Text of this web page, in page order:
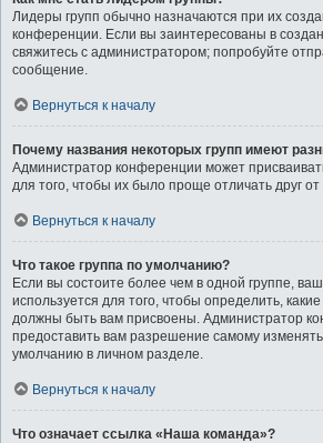
Лидеры групп обычно назначаются при их
конференции. Если вы заинтересованы в
свяжитесь с администратором; попробуйте
сообщение.
Вернуться к началу
Почему названия некоторых групп имеют
Администратор конференции может
для того, чтобы их было проще отличать друг от
Вернуться к началу
Что такое группа по умолчанию?
Если вы состоите более чем в одной группе,
используется для того, чтобы определить,
должны быть вам присвоены. Администратор
предоставить вам разрешение самому
умолчанию в личном разделе.
Вернуться к началу
Что означает ссылка «Наша команда»?